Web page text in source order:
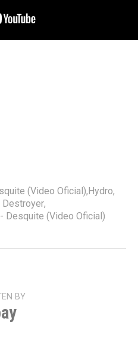
(Video Oficial),Hydro,
Destroyer,
Desquite (Video Oficial)
BY